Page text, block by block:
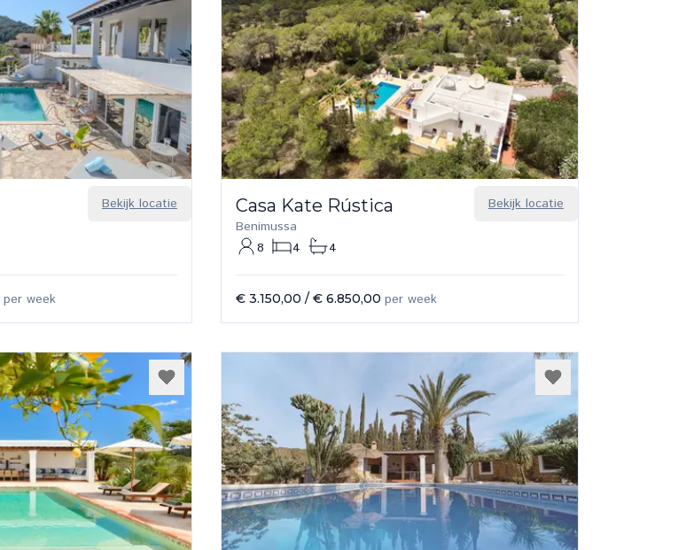
Bekijk locatie
per week
Bekijk locatie
Casa Kate Rústica
Benimussa
8
4 4
€ 3.150,00 / € 6.850,00 per week